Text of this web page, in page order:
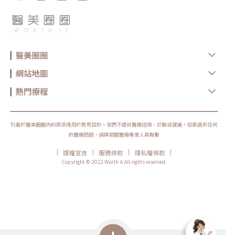
醫美圈圈
網站地圖
熱門療程
刊載於醫美圈圈內的資訊僅用於教育目的。我們不提供醫療諮詢、診斷或建議。如果遇到任何
的醫療問題，請與相關醫療專業人員聯繫
| 版權宣告 | 服務條款 | 隱私權條款
|
Copyright © 2022 Worth it All rights reserved.